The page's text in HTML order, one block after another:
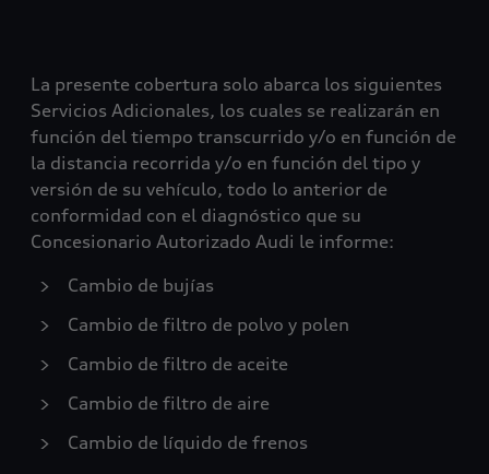
La presente cobertura solo abarca los siguientes
Servicios Adicionales, los cuales se realizarán en
función del tiempo transcurrido y/o en función de
la distancia recorrida y/o en función del tipo y
versión de su vehículo, todo lo anterior de
conformidad con el diagnóstico que su
Concesionario Autorizado Audi le informe:
Cambio de bujías
Cambio de filtro de polvo y polen
Cambio de filtro de aceite
Cambio de filtro de aire
Cambio de líquido de frenos